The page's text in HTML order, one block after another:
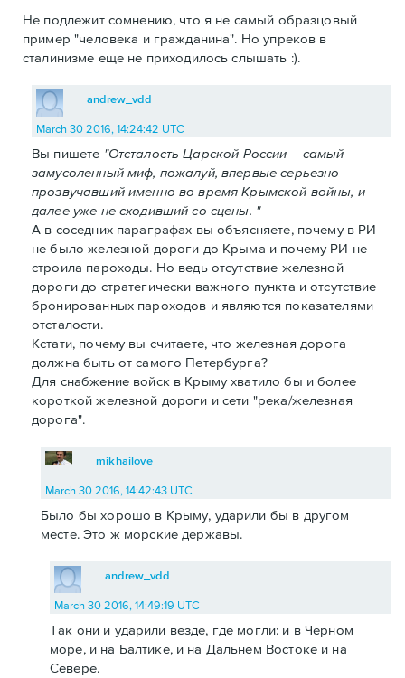
Не подлежит сомнению, что я не самый образцовый
пример "человека и гражданина". Но упреков в
сталинизме еще не приходилось слышать :).
andrew_vdd
March 30 2016, 14:24:42 UTC
Вы пишете "Отсталость Царской России – самый
замусоленный миф, пожалуй, впервые серьезно
прозвучавший именно во время Крымской войны, и
далее уже не сходивший со сцены. "
А в соседних параграфах вы объясняете, почему в РИ
не было железной дороги до Крыма и почему РИ не
строила пароходы. Но ведь отсутствие железной
дороги до стратегически важного пункта и отсутствие
бронированных пароходов и являются показателями
отсталости.
Кстати, почему вы считаете, что железная дорога
должна быть от самого Петербурга?
Для снабжение войск в Крыму хватило бы и более
короткой железной дороги и сети "река/железная
дорога".
mikhailove
March 30 2016, 14:42:43 UTC
Было бы хорошо в Крыму, ударили бы в другом
месте. Это ж морские державы.
andrew_vdd
March 30 2016, 14:49:19 UTC
Так они и ударили везде, где могли: и в Черном
море, и на Балтике, и на Дальнем Востоке и на
Севере.